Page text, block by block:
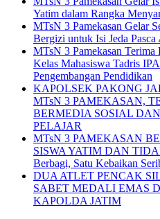
Yatim dalam Rangka
MTsN 3 Pamekasan Gelar
Bergizi untuk Isi Jeda
MTsN 3 Pamekasan
Kelas Mahasiswa Tadris
Pengembangan Pendidikan
KAPOLSEK PAKONG
MTsN 3 PAMEKASAN,
BERMEDIA SOSIAL
PELAJAR
MTsN 3 PAMEKASAN
SISWA YATIM DAN
Berbagi, Satu Kebaikan
DUA ATLET PENCAK
SABET MEDALI EMAS
KAPOLDA JATIM